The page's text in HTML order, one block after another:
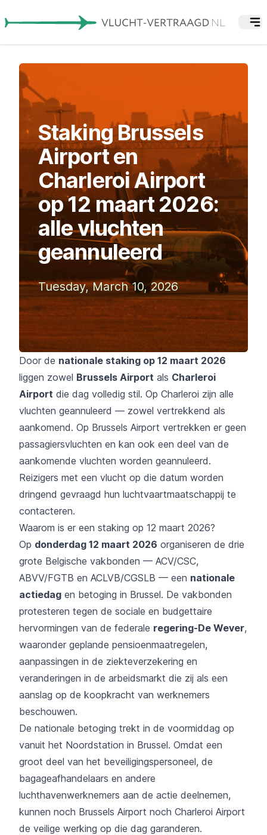
Staking Brussels
Airport en
Charleroi Airport
op 12 maart 2026:
alle vluchten
geannuleerd
Tuesday, March 10, 2026
Door de nationale staking op 12 maart 2026
liggen zowel Brussels Airport als Charleroi
Airport die dag volledig stil. Op Charleroi zijn alle
vluchten geannuleerd — zowel vertrekkend als
aankomend. Op Brussels Airport vertrekken er geen
passagiersvluchten en kan ook een deel van de
aankomende vluchten worden geannuleerd.
Reizigers met een vlucht op die datum worden
dringend gevraagd hun luchtvaartmaatschappij te
contacteren.
Waarom is er een staking op 12 maart 2026?
Op donderdag 12 maart 2026 organiseren de drie
grote Belgische vakbonden — ACV/CSC,
ABVV/FGTB en ACLVB/CGSLB — een nationale
actiedag en betoging in Brussel. De vakbonden
protesteren tegen de sociale en budgettaire
hervormingen van de federale regering-De Wever,
waaronder geplande pensioenmaatregelen,
aanpassingen in de ziekteverzekering en
veranderingen in de arbeidsmarkt die zij als een
aanslag op de koopkracht van werknemers
beschouwen.
De nationale betoging trekt in de voormiddag op
vanuit het Noordstation in Brussel. Omdat een
groot deel van het beveiligingspersoneel, de
bagageafhandelaars en andere
luchthavenwerknemers aan de actie deelnemen,
kunnen noch Brussels Airport noch Charleroi Airport
de veilige werking op die dag garanderen.